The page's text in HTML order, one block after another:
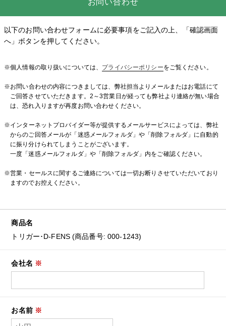
お問い合わせ
以下のお問い合わせフォームに必要事項をご記入の上、「確認画面
へ」ボタンを押してください。
※個人情報の取り扱いについては、 プライバシーポリシーをご覧ください。
※お問い合わせの内容につきましては、弊社担当よりメールまたはお電話にて
ご回答させていただきます。2～3営業日が経っても弊社より連絡が無い場合
は、恐れ入りますが再度お問い合わせください。
※インターネットプロバイダー等が提供するメールサービスによっては、弊社
からのご回答メールが「迷惑メールフォルダ」や「削除フォルダ」に自動的
に振り分けられてしまうことがございます。
一度「迷惑メールフォルダ」や「削除フォルダ」内をご確認ください。
※営業・セールスに関するご連絡については一切お断りさせていただいており
ますのでお控えください。
商品名
トリガー･D-FENS (商品番号: 000-1243)
会社名 ※
お名前 ※